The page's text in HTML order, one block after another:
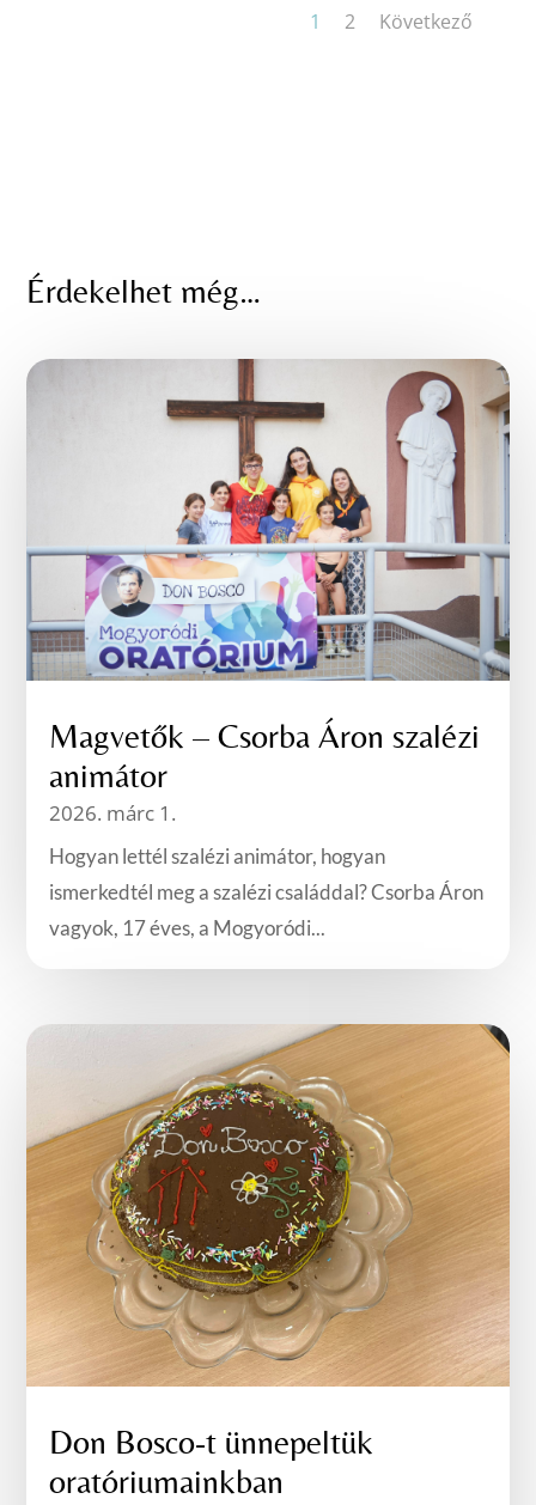
1 2 Következő
Érdekelhet még…
Magvetők – Csorba Áron szalézi
animátor
2026. márc 1.
Hogyan lettél szalézi animátor, hogyan
ismerkedtél meg a szalézi családdal? Csorba Áron
vagyok, 17 éves, a Mogyoródi...
Don Bosco-t ünnepeltük
oratóriumainkban